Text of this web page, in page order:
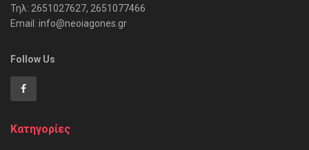
Τηλ: 2651027627, 2651077466
Email: info@neoiagones.gr
Follow Us
Κατηγορίες